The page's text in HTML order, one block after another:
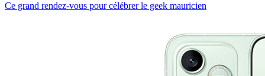
Ce grand rendez-vous pour célébrer le geek mauricien